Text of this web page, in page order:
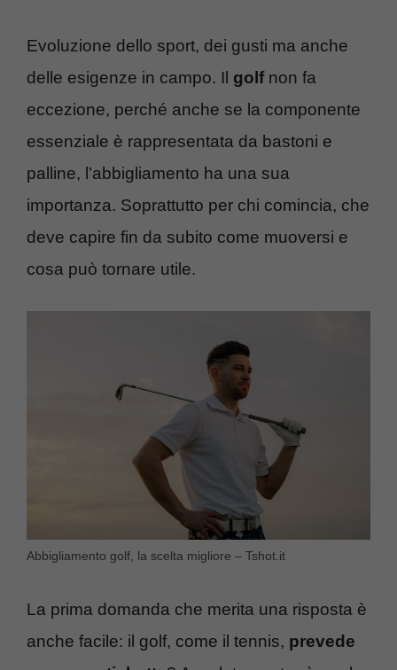
Evoluzione dello sport, dei gusti ma anche
delle esigenze in campo. Il golfnon fa
eccezione, perché anche se la componente
essenziale è rappresentata da bastoni e
palline, l’abbigliamento ha una sua
importanza. Soprattutto per chi comincia, che
deve capire fin da subito come muoversi e
cosa può tornare utile.
Abbigliamento golf, la scelta migliore – Tshot.it
La prima domanda che merita una risposta è
anche facile: il golf, come il tennis, prevede